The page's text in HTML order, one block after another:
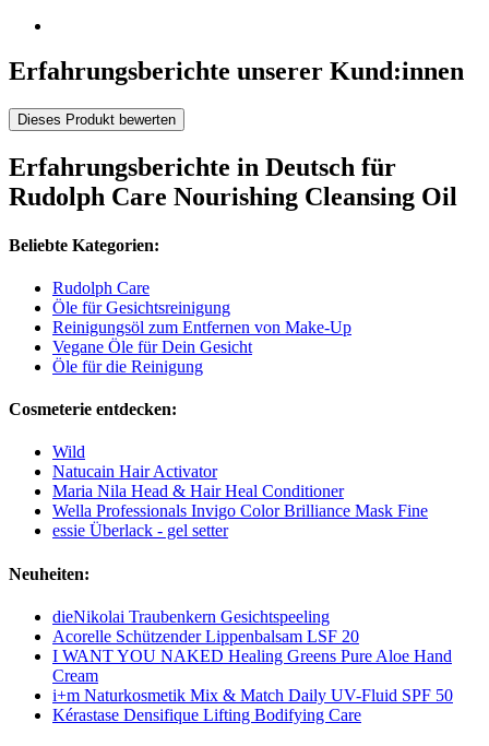
Erfahrungsberichte unserer Kund:innen
Dieses Produkt bewerten
Erfahrungsberichte in Deutsch für
Rudolph Care Nourishing Cleansing Oil
Beliebte Kategorien:
Rudolph Care
Öle für Gesichtsreinigung
Reinigungsöl zum Entfernen von Make-Up
Vegane Öle für Dein Gesicht
Öle für die Reinigung
Cosmeterie entdecken:
Wild
Natucain Hair Activator
Maria Nila Head & Hair Heal Conditioner
Wella Professionals Invigo Color Brilliance Mask Fine
essie Überlack - gel setter
Neuheiten:
dieNikolai Traubenkern Gesichtspeeling
Acorelle Schützender Lippenbalsam LSF 20
I WANT YOU NAKED Healing Greens Pure Aloe Hand
Cream
i+m Naturkosmetik Mix & Match Daily UV-Fluid SPF 50
Kérastase Densifique Lifting Bodifying Care